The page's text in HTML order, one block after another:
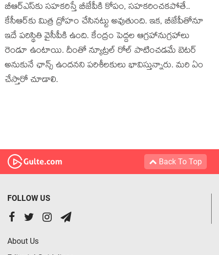
బీఆర్ఎస్‌కు స‌హ‌క‌రిస్తే బీజేపీకి కోపం, స‌హ‌క‌రించ‌క‌పోతే..
కేసీఆర్‌కు మిత్ర ద్రోహం చేసిన‌ట్టు అవుతుంది. ఇక‌, బీజేపీతోనూ
ఇదే ప‌రిస్థితి వైసీపీకి ఉంది. కేంద్రం పెద్ద‌ల ఆగ్ర‌హానుగ్ర‌హాలు
రెండూ ఉంటాయి. దీంతో న్యూట్ర‌ల్ రోల్ పాటించ‌డ‌మే బెట‌ర్
అనుకునే ఛాన్స్ ఉంద‌న‌ని ప‌రిశీల‌కులు భావిస్తున్నారు. మ‌రి ఏం
చేస్తారో చూడాలి.
Back To Top
FOLLOW US
About Us